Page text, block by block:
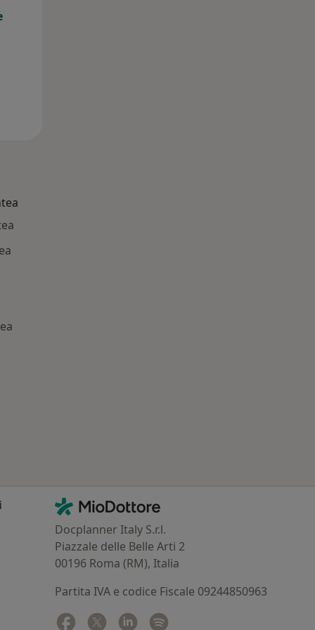
Contatti
MioDottore - Homepage
Docplanner Italy S.r.l.
Piazzale delle Belle Arti 2
00196 Roma (RM), Italia
Partita IVA e codice Fiscale 09244850963
Facebook
si apre in una nuova scheda
Twitter
si apre in una nuova scheda
Linkedin
si apre in una nuova scheda